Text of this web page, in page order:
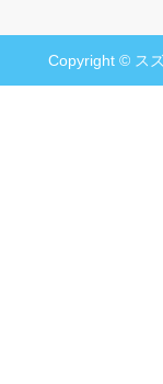
Copyright © ス